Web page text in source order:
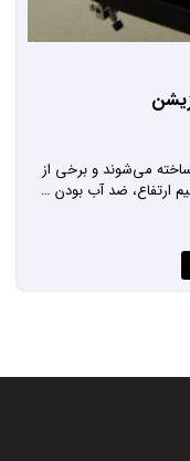
می‌شوند و برخی از
ارتفاع، ضد آب بودن …